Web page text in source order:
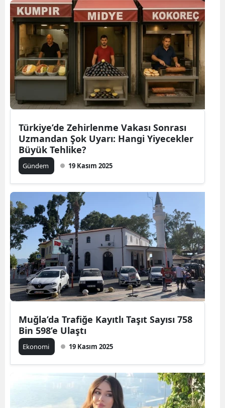
Türkiye’de Zehirlenme Vakası Sonrası
Uzmandan Şok Uyarı: Hangi Yiyecekler
Büyük Tehlike?
Gündem 19 Kasım 2025
Muğla’da Trafiğe Kayıtlı Taşıt Sayısı 758
Bin 598’e Ulaştı
Ekonomi 19 Kasım 2025